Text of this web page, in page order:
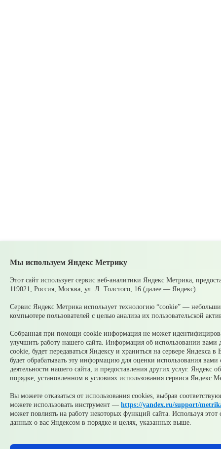
Мы используем Яндекс Метрику
Этот сайт использует сервис веб-аналитики Яндекс Метрика,
119021, Россия, Москва, ул. Л. Толстого, 16 (далее — Яндекс).
Сервис Яндекс Метрика использует технологию “cookie” —
компьютере пользователей с целью анализа их пользовательской
Собранная при помощи cookie информация не может
улучшить работу нашего сайта. Информация об использовании вами
cookie, будет передаваться Яндексу и храниться на сервере Яндекса
будет обрабатывать эту информацию для оценки использования вами
деятельности нашего сайта, и предоставления других услуг. Яндекс
порядке, установленном в условиях использования сервиса Яндекс
Вы можете отказаться от использования cookies, выбрав
можете использовать инструмент — https://yandex.ru/support/
может повлиять на работу некоторых функций сайта. Используя этот
данных о вас Яндексом в порядке и целях, указанных выше.